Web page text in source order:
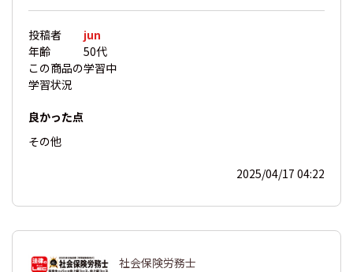
投稿者
jun
年齢
50代
この商品の
学習状況
学習中
良かった点
その他
2025/04/17 04:22
社会保険労務士